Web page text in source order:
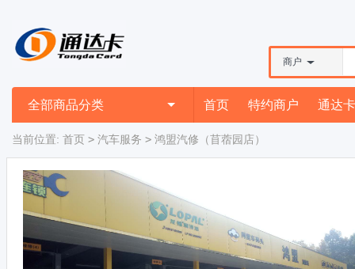
商户
全部商品分类 首页 特约商户 通达卡
当前位置: 首页 > 汽车服务 > 鸿盟汽修（苜蓿园店）